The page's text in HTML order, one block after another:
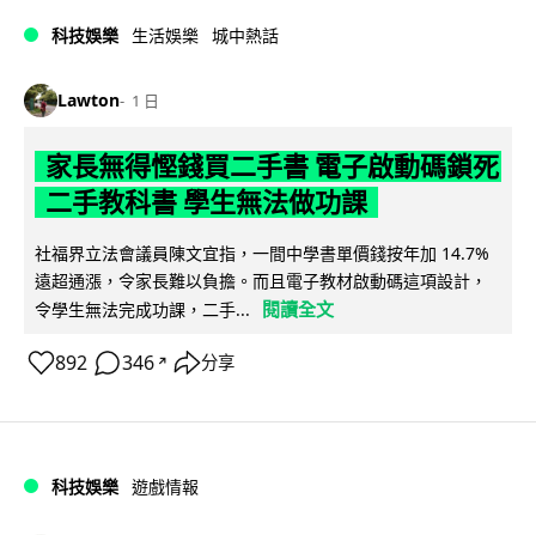
科技娛樂 生活娛樂 城中熱話
Lawton 1 日
家長無得慳錢買二手書 電子啟動碼鎖死
二手教科書 學生無法做功課
社福界立法會議員陳文宜指，一間中學書單價錢按年加 14.7%
遠超通漲，令家長難以負擔。而且電子教材啟動碼這項設計，
令學生無法完成功課，二手...
閱讀全文
892 346 ↗ 分享
科技娛樂 遊戲情報